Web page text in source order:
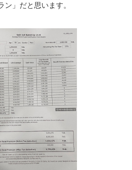
ン」だと思います。